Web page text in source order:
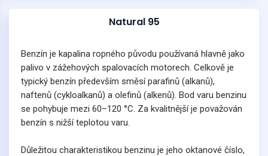
Natural 95
Benzín je kapalina ropného původu používaná hlavně jako
palivo v zážehových spalovacích motorech. Celkově je
typický benzín především směsí parafinů (alkanů),
naftenů (cykloalkanů) a olefinů (alkenů). Bod varu benzinu
se pohybuje mezi 60–120 °C. Za kvalitnější je považován
benzín s nižší teplotou varu.
Důležitou charakteristikou benzinu je jeho oktanové číslo,